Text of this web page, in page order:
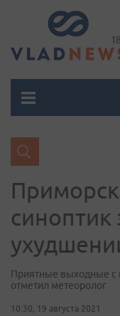
синоптик
Приятные выходные с
отметил метеоролог
10:30, 19 августа 2021